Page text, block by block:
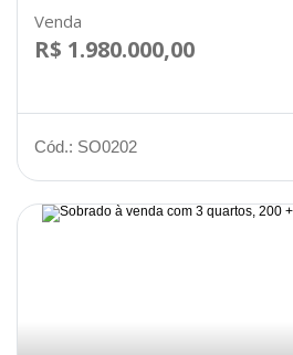
Venda
R$ 1.980.000,00
Cód.: SO0202